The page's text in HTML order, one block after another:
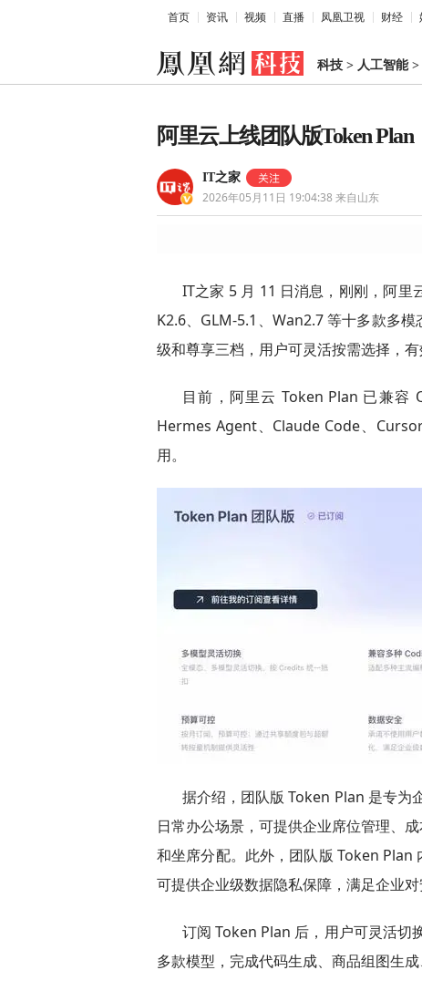
首页 资讯 视频 直播 凤凰卫视 财经
科技 > 人工智能>
阿里云上线团队版Token
IT之家
2026年05月11日 19:04:38 来自山东
IT之家 5 月 11 日消息，刚刚，阿
K2.6、GLM-5.1、Wan2.7 等十多款多
级和尊享三档，用户可灵活按需选择，
目前，阿里云 Token Plan 已兼容
Hermes Agent、Claude Code、
用。
据介绍，团队版 Token Plan 是专为
日常办公场景，可提供企业席位管理、
和坐席分配。此外，团队版 Token Plan
可提供企业级数据隐私保障，满足企业对
订阅 Token Plan 后，用户可灵活
多款模型，完成代码生成、商品组图生成